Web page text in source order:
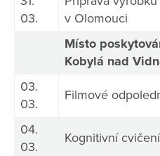
03.
v Olomouci
Místo
Kobylá nad
03.
03.
Filmové
04.
03.
Kognitivní cvičení